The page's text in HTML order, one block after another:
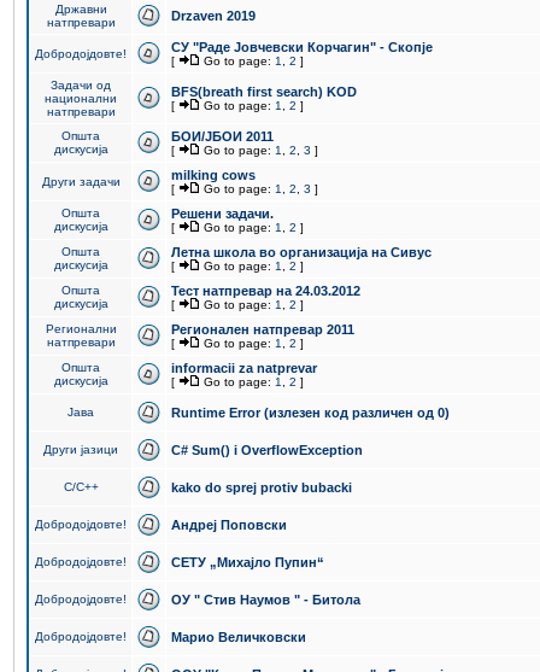
Државни
натпревари
Drzaven 2019
Добродојдовте! СУ "Раде Јовчевски Корчагин" - Скопје
[ Go to page: 1 2 ]
Задачи од
национални
натпревари
BFS(breath first search) KOD
[ Go to page: 1 2 ]
Општа
дискусија
БОИ/ЈБОИ 2011
[ Go to page: 1 2 3 ]
Други задачи milking cows
[ Go to page: 1 2 3 ]
Општа
дискусија
Решени задачи.
[ Go to page: 1 2 ]
Општа
дискусија
Летна школа во организација на Сивус
[ Go to page: 1 2 ]
Општа
дискусија
Тест натпревар на 24.03.2012
[ Go to page: 1 2 ]
Регионални
натпревари
Регионален натпревар 2011
[ Go to page: 1 2 ]
Општа
дискусија
informacii za natprevar
[ Go to page: 1 2 ]
Јава Runtime Error (излезен код различен од 0)
Други јазици C# Sum() i OverflowException
C/C++ kako do sprej protiv bubacki
Добродојдовте! Андреј Поповски
Добродојдовте! СЕТУ „Михајло Пупин“
Добродојдовте! ОУ " Стив Наумов " - Битола
Добродојдовте! Марио Величковски